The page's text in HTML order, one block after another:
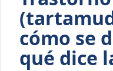
cómo se
qué dice